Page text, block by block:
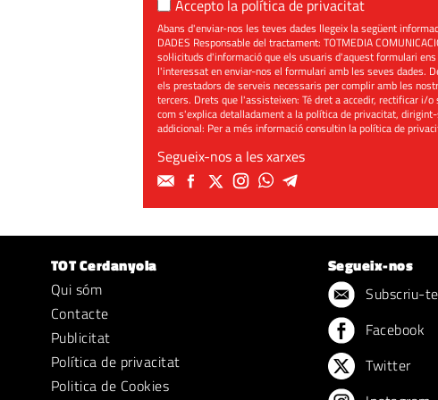
Accepto la política de privacitat
Abans d'enviar-nos les teves dades llegeix la següent
DADES Responsable del tractament: TOTMEDIA
sol·licituds d'informació que els usuaris d'aquest formulari
l'interessat en enviar-nos el formulari amb les seves dades.
els prestadors de serveis necessaris per complir amb les
tercers. Drets que l'assisteixen: Té dret a accedir, rectificar i/
com s'explica detalladament a la política de privacitat,
addicional: Per a més informació consultin lapolítica de
Segueix-nos a les xarxes
TOT Cerdanyola
Qui sóm
Contacte
Publicitat
Política de privacitat
Politica de Cookies
Segueix-nos
Subscriu-
Facebook
Twitter